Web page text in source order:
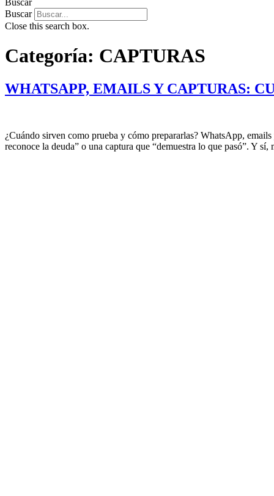
Buscar
Buscar
Close this search box.
Categoría: CAPTURAS
WHATSAPP, EMAILS Y CAPTURAS:
¿Cuándo sirven como prueba y cómo prepararlas? WhatsApp,
reconoce la deuda” o una captura que “demuestra lo que pasó”. Y